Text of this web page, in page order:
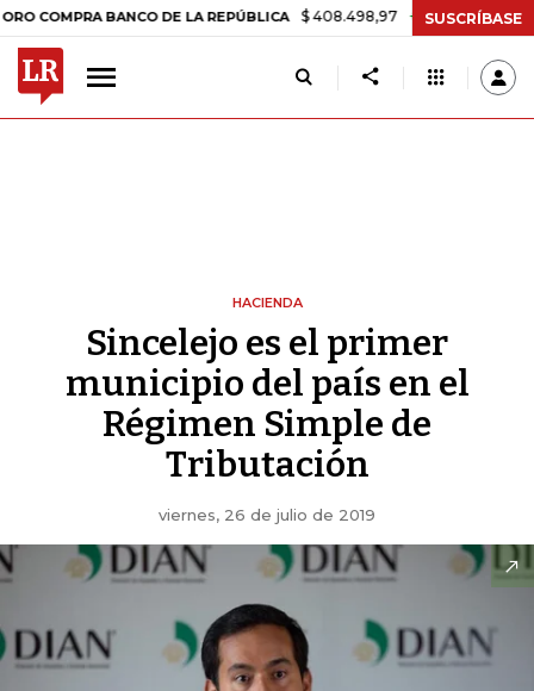
BANCO DE LA REPÚBLICA $ 408.498,97 +$ 8.753,81 +2,19%
SUSCRÍBASE
HACIENDA
Sincelejo es el primer
municipio del país en el
Régimen Simple de
Tributación
viernes, 26 de julio de 2019